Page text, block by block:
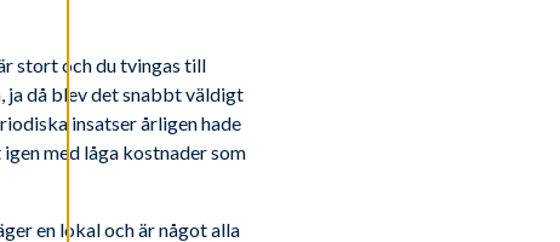
stort och du tvingas till
då blev det snabbt väldigt
insatser årligen hade
med låga kostnader som
en lokal och är något alla